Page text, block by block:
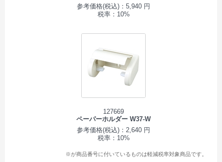
参考価格(税込)：5,940 円
税率：10%
127669
ペーパーホルダー W37-W
参考価格(税込)：2,640 円
税率：10%
※が商品番号に付いているものは軽減税率対象商品です。